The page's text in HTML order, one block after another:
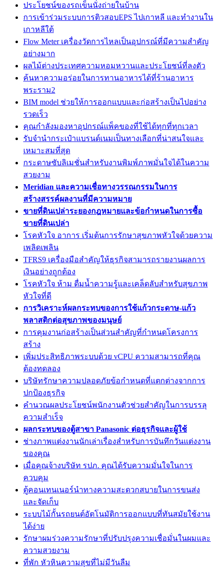
ประโยชน์ของรถเข็นนั่งถ่ายในบ้าน
การเข้าร่วมระบบการติวสอบEPS ไปเกาหลี และทำงานใน
เกาหลีใต้
Flow Meter เครื่องวัดการไหลเป็นอุปกรณ์ที่มีความสำคัญ
อย่างมาก
ผลไม้ต่างประเทศความหอมหวานและประโยชน์ที่ลงตัว
ค้นหาความอร่อยในการทานอาหารได้ที่ร้านอาหาร
พระราม2
BIM model ช่วยให้การออกแบบและก่อสร้างเป็นไปอย่าง
รวดเร็ว
คุณกำลังมองหาอุปกรณ์แพ็คของที่ใช้ได้ทุกที่ทุกเวลา
รับจำนำกระเป๋าแบรนด์เนมเป็นทางเลือกที่น่าสนใจและ
เหมาะสมที่สุด
กระดาษซับลิเมชั่นสำหรับงานพิมพ์ภาพมั่นใจได้ในความ
สวยงาม
Meridian และความเชื่อทางวรรณกรรมในการ
สร้างสรรค์ผลงานที่มีความหมาย
ขายที่ดินเปล่าระยองกฎหมายและข้อกำหนดในการซื้อ
ขายที่ดินเปล่า
โรคหัวใจ อาการ เริ่มต้นการรักษาสุขภาพหัวใจด้วยความ
เพลิดเพลิน
TFRS9 เครื่องมือสำคัญให้ธุรกิจสามารถรายงานผลการ
เงินอย่างถูกต้อง
โรคหัวใจ ห้าม ดื่มน้ำความรู้และเคล็ดลับสำหรับสุขภาพ
หัวใจที่ดี
การวิเคราะห์ผลกระทบของการใช้แก้วกระดาษ-แก้ว
พลาสติกต่อสุขภาพของมนุษย์
การคุมงานก่อสร้างเป็นส่วนสำคัญที่กำหนดโครงการ
สร้าง
เพิ่มประสิทธิภาพระบบด้วย vCPU ความสามารถที่คุณ
ต้องทดลอง
บริษัทรักษาความปลอดภัยข้อกำหนดที่แตกต่างจากการ
ปกป้องธุรกิจ
คำนวณผลประโยชน์พนักงานตัวช่วยสำคัญในการบรรลุ
ความสำเร็จ
ผลกระทบของตู้สาขา Panasonic ต่อธุรกิจและผู้ใช้
ช่างภาพแต่งงานนักเล่าเรื่องสำหรับการบันทึกวันแต่งงาน
ของคุณ
เมื่อคุณจ้างบริษัท รปภ. คุณได้รับความมั่นใจในการ
ควบคุม
ตู้คอนเทนเนอร์นำทางความสะดวกสบายในการขนส่ง
และจัดเก็บ
ระบบไม้กั้นรถยนต์อัตโนมัติการออกแบบที่ทันสมัยใช้งาน
ได้ง่าย
รักษาผมร่วงความรักษาที่ปรับปรุงความเชื่อมั่นในผมและ
ความสวยงาม
ที่พัก หัวหินความสุขที่ไม่มีวันลืม